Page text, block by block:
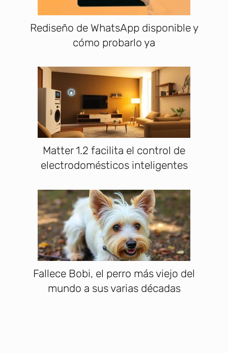
Rediseño de WhatsApp disponible y
cómo probarlo ya
Matter 1.2 facilita el control de
electrodomésticos inteligentes
Fallece Bobi, el perro más viejo del
mundo a sus varias décadas